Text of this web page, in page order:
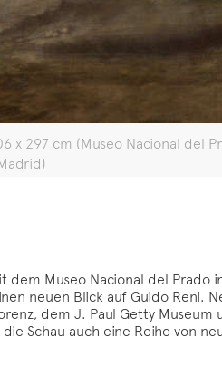
x 297 cm (Museo Nacional del
Museo Nacional del Prado
neuen Blick auf Guido Reni.
dem J. Paul Getty Museum
Schau auch eine Reihe von